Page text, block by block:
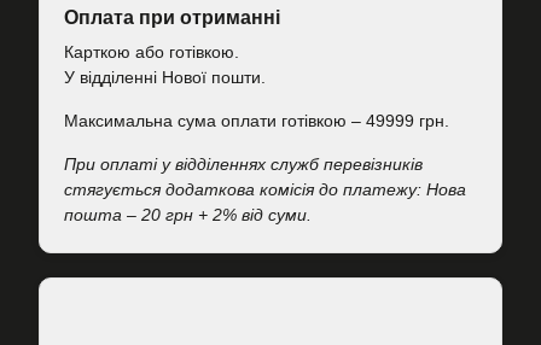
Оплата при отриманні
Карткою або готівкою.
У відділенні Нової пошти.
Максимальна сума оплати готівкою – 49999 грн.
При оплаті у відділеннях служб перевізників
стягується додаткова комісія до платежу: Нова
пошта – 20 грн + 2% від суми.